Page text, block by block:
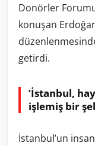
Donörler
konuşan
getirdi.
‘İstanbul,
işlemiş bir
İstanbul’un